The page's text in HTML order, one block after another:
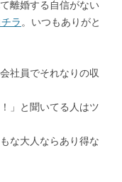
離婚する自信がない
チラ 。いつもありがと
社員でそれなりの収
」と聞いてる人はツ
な大人ならあり得な